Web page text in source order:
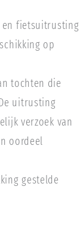
en fietsuitrusting
op
tochten die
uitrusting
verzoek van
oordeel
gestelde